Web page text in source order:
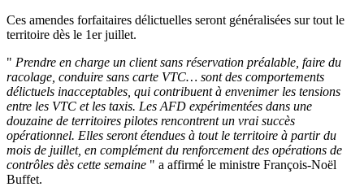
Ces amendes forfaitaires délictuelles seront généralisées sur tout le
territoire dès le 1er juillet.
" Prendre en charge un client sans réservation préalable, faire du
racolage, conduire sans carte VTC… sont des comportements
délictuels inacceptables, qui contribuent à envenimer les tensions
entre les VTC et les taxis. Les AFD expérimentées dans une
douzaine de territoires pilotes rencontrent un vrai succès
opérationnel. Elles seront étendues à tout le territoire à partir du
mois de juillet, en complément du renforcement des opérations de
contrôles dès cette semaine " a affirmé le ministre François-Noël
Buffet.